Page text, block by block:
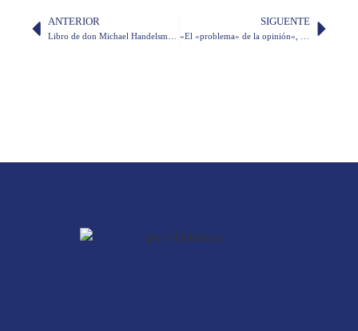
ANTERIOR
Libro de don Michael Handelsman recibió premio de LASA
SIGUENTE
«El «problema» de la opinión», por don Fabián Corral Burbano de Lara